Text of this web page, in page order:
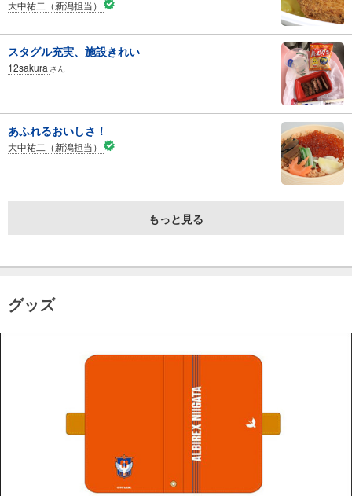
大中祐二（新潟担当）
スタグル充実、施設きれい
12sakura さん
あふれるおいしさ！
大中祐二（新潟担当）
もっと見る
グッズ